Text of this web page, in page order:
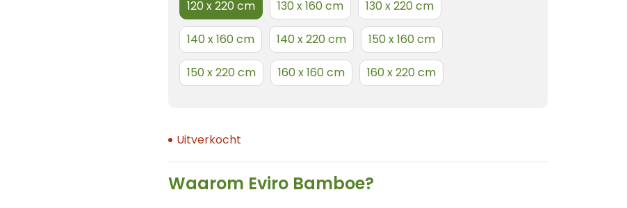
120 x 220 cm 130 x 160 cm 130 x 220 cm
140 x 160 cm 140 x 220 cm 150 x 160 cm
150 x 220 cm 160 x 160 cm 160 x 220 cm
Uitverkocht
Waarom Eviro Bamboe?